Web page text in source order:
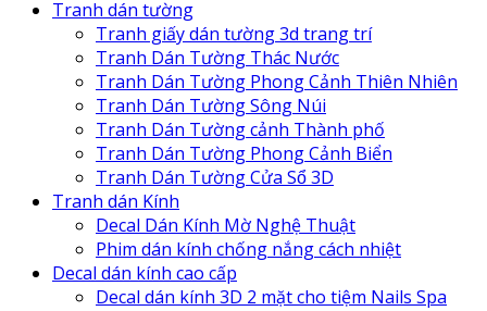
Tranh dán tường
Tranh giấy dán tường 3d trang trí
Tranh Dán Tường Thác Nước
Tranh Dán Tường Phong Cảnh Thiên Nhiên
Tranh Dán Tường Sông Núi
Tranh Dán Tường cảnh Thành phố
Tranh Dán Tường Phong Cảnh Biển
Tranh Dán Tường Cửa Sổ 3D
Tranh dán Kính
Decal Dán Kính Mờ Nghệ Thuật
Phim dán kính chống nắng cách nhiệt
Decal dán kính cao cấp
Decal dán kính 3D 2 mặt cho tiệm Nails Spa